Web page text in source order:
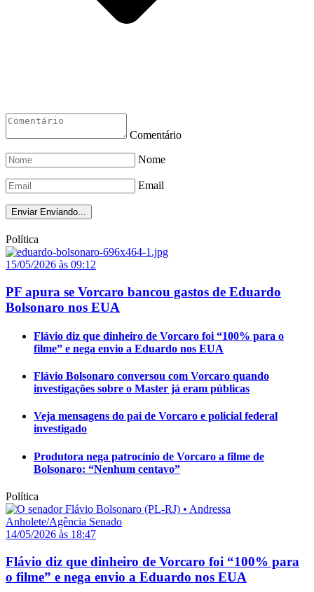
Comentário
Nome
Email
Enviar Enviando...
Política
15/05/2026 às 09:12
PF apura se Vorcaro bancou gastos de Eduardo
Bolsonaro nos EUA
Flávio diz que dinheiro de Vorcaro foi “100% para o
filme” e nega envio a Eduardo nos EUA
Flávio Bolsonaro conversou com Vorcaro quando
investigações sobre o Master já eram públicas
Veja mensagens do pai de Vorcaro e policial federal
investigado
Produtora nega patrocínio de Vorcaro a filme de
Bolsonaro: “Nenhum centavo”
Política
14/05/2026 às 18:47
Flávio diz que dinheiro de Vorcaro foi “100% para
o filme” e nega envio a Eduardo nos EUA